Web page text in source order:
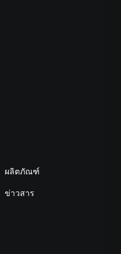
ผลิตภัณฑ์
ข่าวสาร